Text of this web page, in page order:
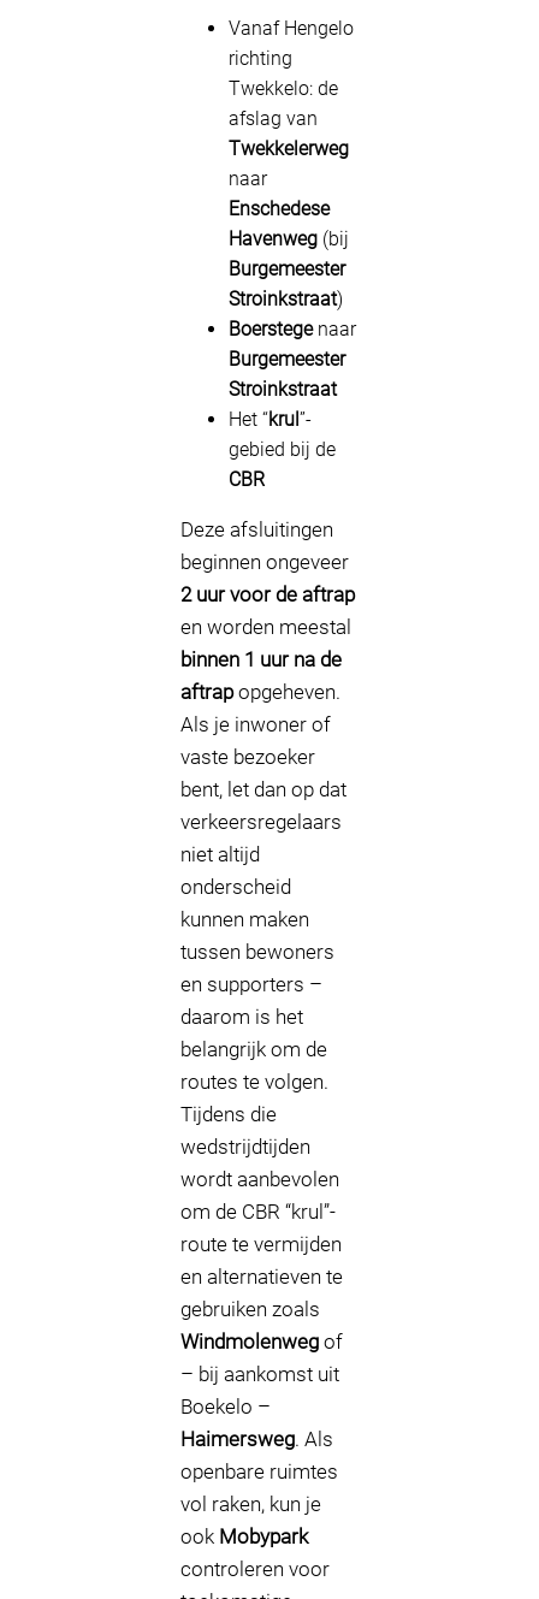
Vanaf Hengelo
richting
Twekkelo: de
afslag van
Twekkelerweg
naar
Enschedese
Havenweg (bij
Burgemeester
Stroinkstraat)
Boerstegenaar
Burgemeester
Stroinkstraat
Het “krul ”-
gebied bij de
CBR
Deze afsluitingen
beginnen ongeveer
2 uur voor de aftrap
en worden meestal
binnen 1 uur na de
aftrapopgeheven.
Als je inwoner of
vaste bezoeker
bent, let dan op dat
verkeersregelaars
niet altijd
onderscheid
kunnen maken
tussen bewoners
en supporters –
daarom is het
belangrijk om de
routes te volgen.
Tijdens die
wedstrijdtijden
wordt aanbevolen
om de CBR “krul”-
route te vermijden
en alternatieven te
gebruiken zoals
Windmolenweg of
– bij aankomst uit
Boekelo –
Haimersweg. Als
openbare ruimtes
vol raken, kun je
ook Mobypark
controleren voor